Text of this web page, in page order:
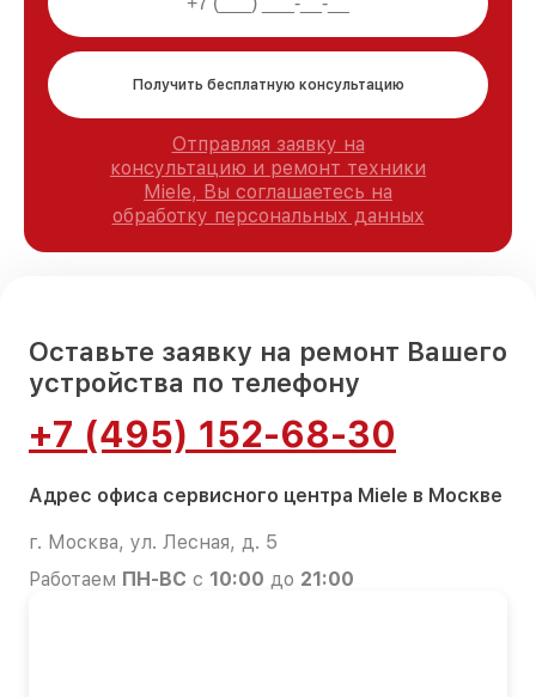
Получить бесплатную консультацию
Отправляя заявку на
консультацию и ремонт техники
Miele, Вы соглашаетесь на
обработку персональных данных
Оставьте заявку на ремонт Вашего
устройства по телефону
+7 (495) 152-68-30
Адрес офиса сервисного центра Miele в Москве
г. Москва, ул. Лесная, д. 5
Работаем ПН-ВС с 10:00 до 21:00